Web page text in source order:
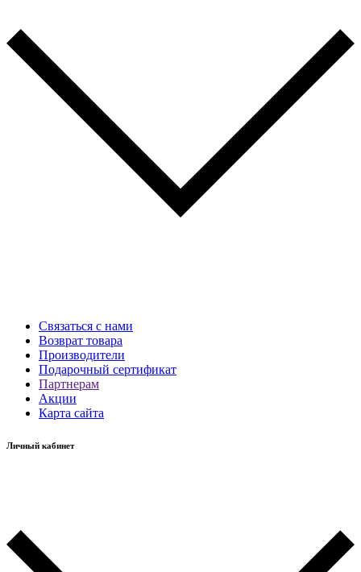
Связаться с нами
Возврат товара
Производители
Подарочный сертификат
Партнерам
Акции
Карта сайта
Личный кабинет